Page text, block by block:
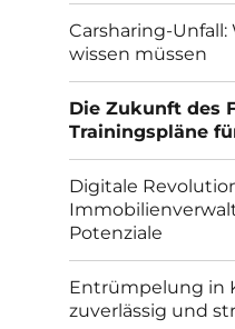
Carsharing-Unfall:
wissen müssen
Die Zukunft des
Trainingspläne
Digitale
Potenziale
Entrümpelung in
zuverlässig und